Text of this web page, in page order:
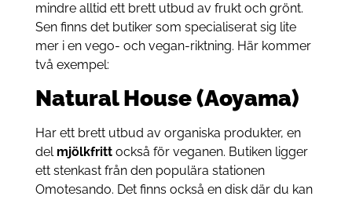
mindre alltid ett brett utbud av frukt och grönt.
Sen finns det butiker som specialiserat sig lite
mer i en vego- och vegan-riktning. Här kommer
två exempel:
Natural House (Aoyama)
Har ett brett utbud av organiska produkter, en
del mjölkfrittockså för veganen. Butiken ligger
ett stenkast från den populära stationen
Omotesando. Det finns också en disk där du kan